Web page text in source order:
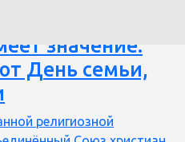
значение:
День семьи,
религиозной